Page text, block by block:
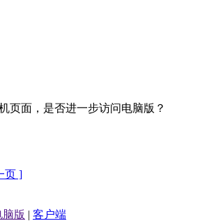
页面，是否进一步访问电脑版？
页 ]
脑版 | 客户端